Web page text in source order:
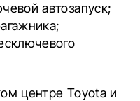
автозапуск;
центре Toyota и